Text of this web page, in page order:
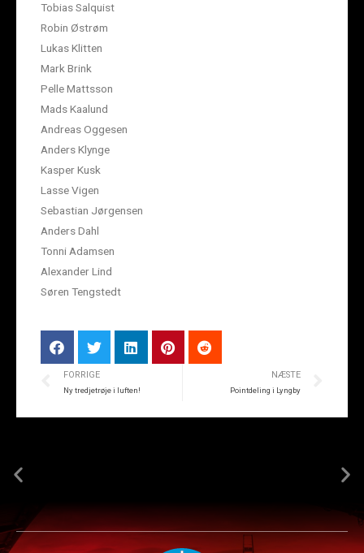
Tobias Salquist
Robin Østrøm
Lukas Klitten
Mark Brink
Pelle Mattsson
Mads Kaalund
Andreas Oggesen
Anders Klynge
Kasper Kusk
Lasse Vigen
Sebastian Jørgensen
Anders Dahl
Tonni Adamsen
Alexander Lind
Søren Tengstedt
FORRIGE
Ny tredjetrøje i luften!
NÆSTE
Pointdeling i Lyngby